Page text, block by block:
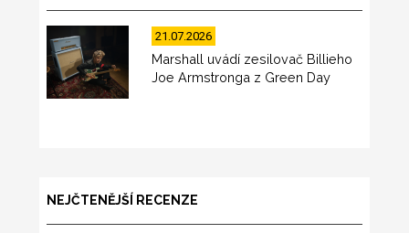
21.07.2026
Marshall uvádí zesilovač Billieho
Joe Armstronga z Green Day
NEJČTENĚJŠÍ RECENZE